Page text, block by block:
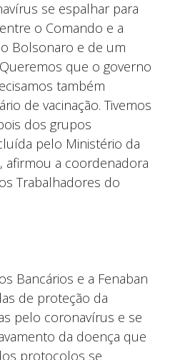
se espalhar para
o Comando e a
Bolsonaro e de um
que o governo
também
de vacinação. Tivemos
dos grupos
pelo Ministério da
afirmou a coordenadora
Trabalhadores do
Bancários e a Fenaban
de proteção da
pelo coronavírus e se
da doença que
protocolos se